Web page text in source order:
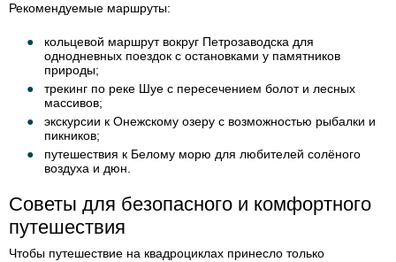
Рекомендуемые маршруты:
кольцевой маршрут вокруг Петрозаводска для
однодневных поездок с остановками у памятников
природы;
трекинг по реке Шуе с пересечением болот и лесных
массивов;
экскурсии к Онежскому озеру с возможностью рыбалки и
пикников;
путешествия к Белому морю для любителей солёного
воздуха и дюн.
Советы для безопасного и комфортного
путешествия
Чтобы путешествие на квадроциклах принесло только